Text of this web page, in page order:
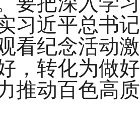
习近平总书
看纪念活动
，转化为做
推动百色高